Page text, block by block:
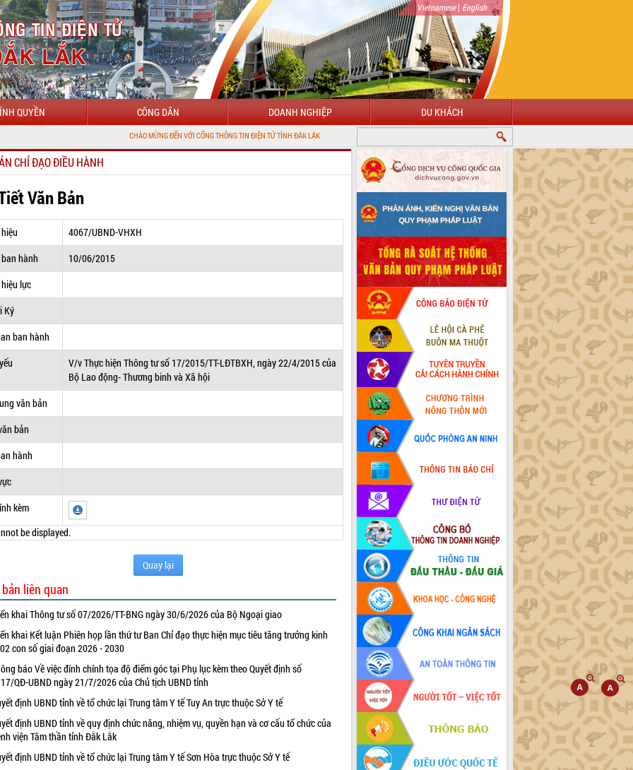
Vietnamese| English
QUYỀN CÔNG DÂN DOANH NGHIỆP DU KHÁCH
CHÀO MỪNG ĐẾN VỚI CỔNG THÔNG TIN ĐIỆN TỬ TỈNH ĐẮK LẮK
CHỈ ĐẠO ĐIỀU HÀNH
Văn Bản
4067/UBND-VHXH
hành
10/06/2015
lực
Ký
ban hành
V/v Thực hiện Thông tư số 17/2015/TT-LĐTBXH, ngày 22/4/2015 của
Bộ Lao động- Thương binh và Xã hội
văn bản
bản
hành
kèm
be displayed.
Quay lại
liên quan
khai Thông tư số 07/2026/TT-BNG ngày 30/6/2026 của Bộ Ngoại giao
khai Kết luận Phiên họp lần thứ tư Ban Chỉ đạo thực hiện mục tiêu tăng trưởng kinh
con số giai đoạn 2026 - 2030
báo Về việc đính chính tọa độ điểm góc tại Phụ lục kèm theo Quyết định số
QĐ-UBND ngày 21/7/2026 của Chủ tịch UBND tỉnh
định UBND tỉnh về tổ chức lại Trung tâm Y tế Tuy An trực thuộc Sở Y tế
định UBND tỉnh về quy định chức năng, nhiệm vụ, quyền hạn và cơ cấu tổ chức của
viện Tâm thần tỉnh Đắk Lắk
định UBND tỉnh về tổ chức lại Trung tâm Y tế Sơn Hòa trực thuộc Sở Y tế